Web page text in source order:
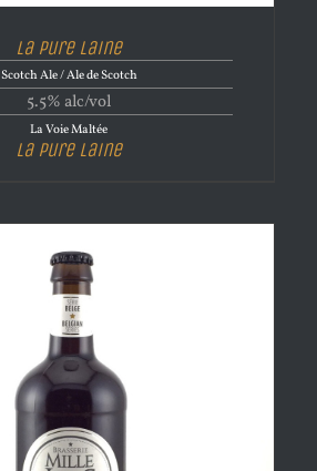
La Pure Laine
Scotch Ale / Ale de Scotch
5.5% alc/vol
La Voie Maltée
La Pure Laine